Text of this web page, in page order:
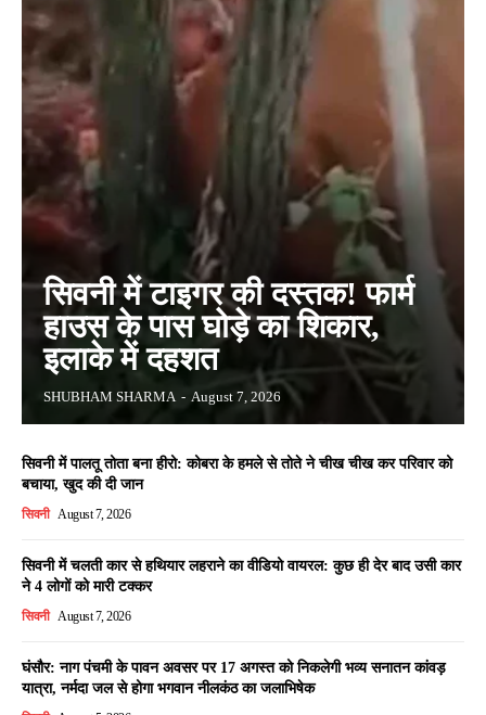
सिवनी में टाइगर की दस्तक! फार्म
हाउस के पास घोड़े का शिकार,
इलाके में दहशत
SHUBHAM SHARMA - August 7, 2026
सिवनी में पालतू तोता बना हीरो: कोबरा के हमले से तोते ने चीख चीख कर परिवार को
बचाया, खुद की दी जान
सिवनी August 7, 2026
सिवनी में चलती कार से हथियार लहराने का वीडियो वायरल: कुछ ही देर बाद उसी कार
ने 4 लोगों को मारी टक्कर
सिवनी August 7, 2026
घंसौर: नाग पंचमी के पावन अवसर पर 17 अगस्त को निकलेगी भव्य सनातन कांवड़
यात्रा, नर्मदा जल से होगा भगवान नीलकंठ का जलाभिषेक